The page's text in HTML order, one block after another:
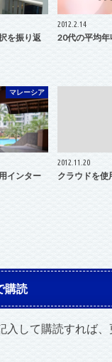
を振り返
2012.2.14
20代の平均年
マレーシア
インター
2012.11.20
クラウドを使
購読
入して購読すれば